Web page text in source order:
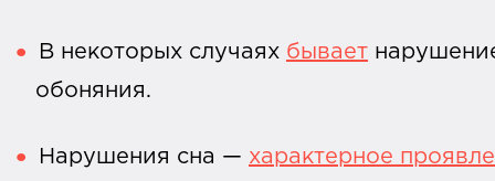
В некоторых случаях бывает
обоняния.
Нарушения сна — характерное